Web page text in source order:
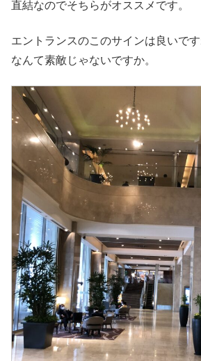
直結なのでそちらがオススメです。
エントランスのこのサインは良いで
なんて素敵じゃないですか。